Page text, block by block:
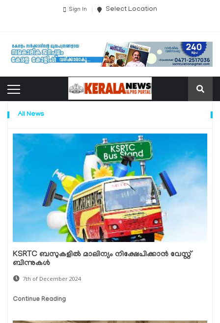
Sign In Select Location
All News
KSRTC ബസുകളിൽ മാലിന്യം നിക്ഷേപിക്കാൻ വേസ്റ്റ്
ബിന്നുകൾ
7th of December 2024
Continue Reading